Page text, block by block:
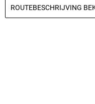
ROUTEBESCHRIJVING